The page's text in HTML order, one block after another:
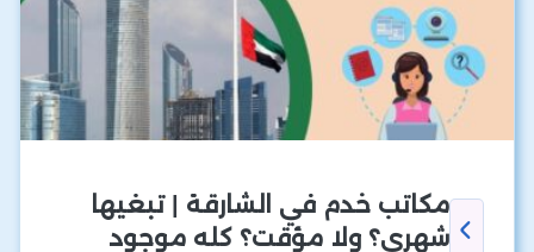
مكاتب خدم في الشارقة | تبغيها
شهري؟ ولا مؤقت؟ كله موجود